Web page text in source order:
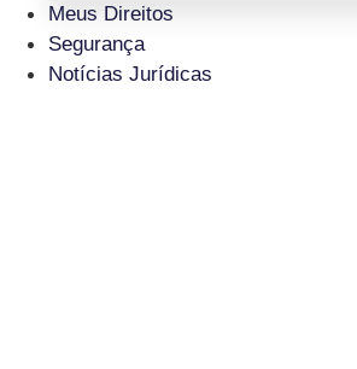
Meus Direitos
Segurança
Notícias Jurídicas